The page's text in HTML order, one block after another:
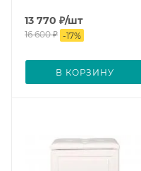
13 770 ₽/шт
16 600₽ -17%
В КОРЗИНУ